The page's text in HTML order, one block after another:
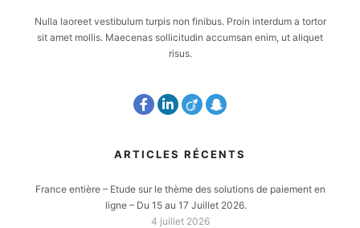
Nulla laoreet vestibulum turpis non finibus. Proin interdum a tortor
sit amet mollis. Maecenas sollicitudin accumsan enim, ut aliquet
risus.
ARTICLES RÉCENTS
France entière – Etude sur le thème des solutions de paiement en
ligne – Du 15 au 17 Juillet 2026.
4 juillet 2026